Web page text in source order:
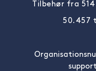
Tilbehør fra
50.457